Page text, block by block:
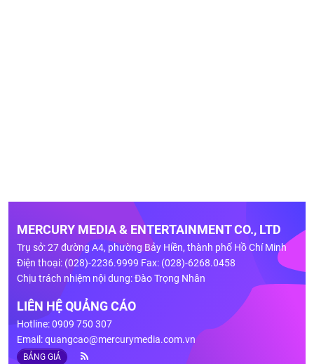
MERCURY MEDIA & ENTERTAINMENT CO., LTD
Trụ sở: 27 đường A4, phường Bảy Hiền, thành phố Hồ Chí Minh
Điện thoại: (028)-2236.9999 Fax: (028)-6268.0458
Chịu trách nhiệm nội dung: Đào Trọng Nhân
LIÊN HỆ QUẢNG CÁO
Hotline: 0909 750 307
Email:quangcao@mercurymedia.com.vn
BẢNG GIÁ